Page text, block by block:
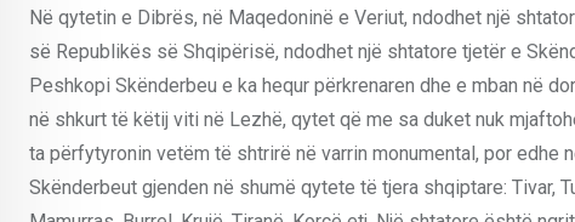
Në qytetin e Dibrës, në Maqedoninë e Veriut, ndodhet një
së Republikës së Shqipërisë, ndodhet një shtatore tjetër e
Peshkopi Skënderbeu e ka hequr përkrenaren dhe e mban në
në shkurt të këtij viti në Lezhë, qytet që me sa duket nuk
ta përfytyronin vetëm të shtrirë në varrin monumental, por
Skënderbeut gjenden në shumë qytete të tjera shqiptare: Tivar,